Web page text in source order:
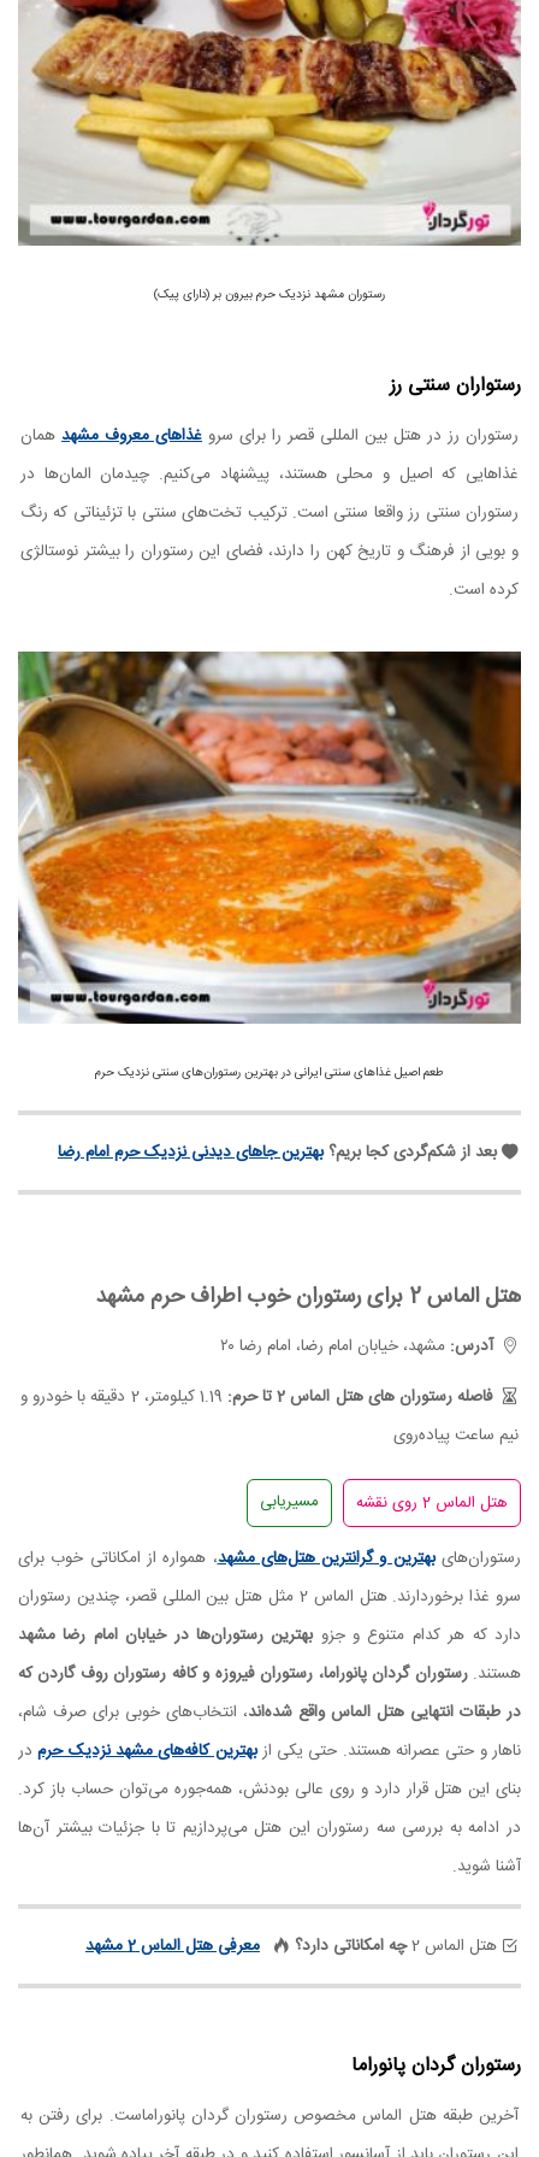
رستوران مشهد نزدیک حرم بیرون بر (دارای پیک)
رستواران سنتی رز
رستوران رز در هتل بین المللی قصر را برای سرو غذاهای معروف مشهدهمان
غذاهایی که اصیل و محلی هستند، پیشنهاد می‌کنیم. چیدمان المان‌ها در
رستوران سنتی رز واقعا سنتی است. ترکیب تخت‌های سنتی با تزئیناتی که رنگ
و بویی از فرهنگ و تاریخ کهن را دارند، فضای این رستوران را بیشتر نوستالژی
کرده است.
طعم اصیل غذاهای سنتی ایرانی در بهترین رستوران‌های سنتی نزدیک حرم
بعد از شکم‌گردی کجا بریم؟بهترین جاهای دیدنی نزدیک حرم امام رضا
هتل الماس 2 برای رستوران خوب اطراف حرم مشهد
آدرس: مشهد، خیابان امام رضا، امام رضا ۲۰
فاصله رستوران های هتل الماس 2 تا حرم:
1.19 کیلومتر، 2 دقیقه با خودرو و
نیم ساعت پیاده‌روی
مسیریابی
رستوران‌های بهترین و گرانترین هتل‌های مشهد، همواره از امکاناتی خوب برای
سرو غذا برخوردارند. هتل الماس 2 مثل هتل بین المللی قصر، چندین رستوران
دارد که هر کدام متنوع و جزوبهترین رستوران‌ها در خیابان امام رضا مشهد
هستند.رستوران گردان پانوراما، رستوران فیروزه و کافه رستوران روف گاردن که
در طبقات انتهایی هتل الماس واقع شده‌اند، انتخاب‌های خوبی برای صرف شام،
ناهار و حتی عصرانه هستند. حتی یکی ازبهترین کافه‌های مشهد نزدیک حرمدر
بنای این هتل قرار دارد و روی عالی بودنش، همه‌جوره می‌توان حساب باز کرد.
در ادامه به بررسی سه رستوران این هتل می‌پردازیم تا با جزئیات بیشتر آن‌ها
آشنا شوید.
هتل الماس 2 چه امکاناتی دارد؟ معرفی هتل الماس 2 مشهد
رستوران گردان پانوراما
آخرین طبقه هتل الماس مخصوص رستوران گردان پانوراماست. برای رفتن به